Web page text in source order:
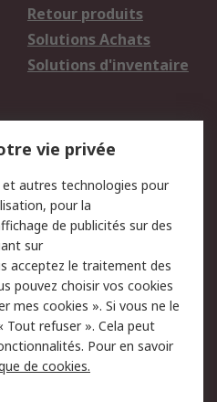
Retour produits
Solutions Achats
Solutions d'inventaire
Sécurité des E-mails
Politique anti-
corruption
vie privée
autres technologies pour
pour la
de publicités sur des
sur
acceptez le traitement des
pouvez choisir vos cookies
mes cookies ». Si vous ne le
Tout refuser ». Cela peut
Pour en savoir
de cookies.